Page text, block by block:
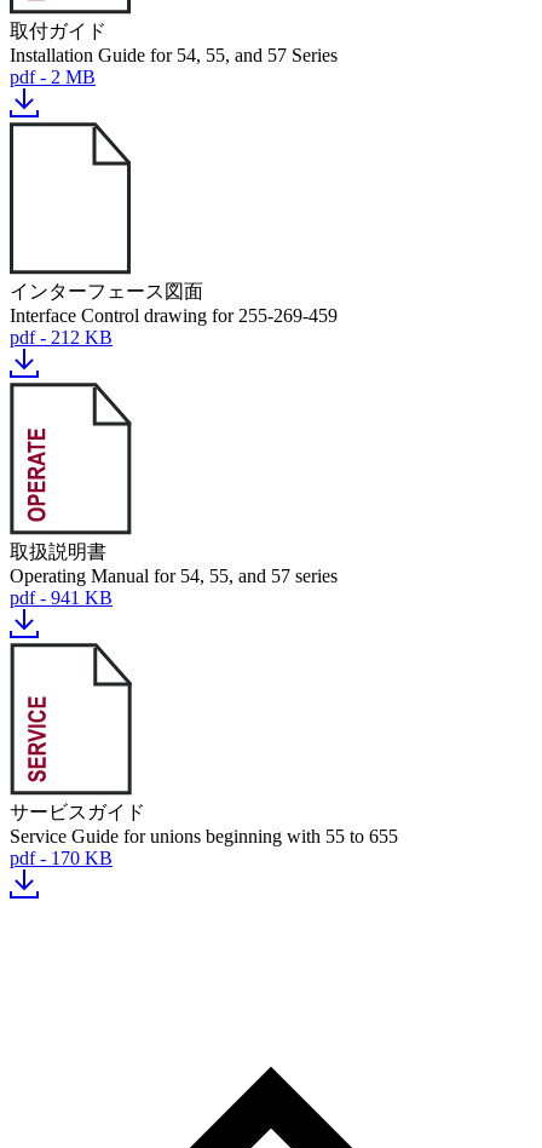
取付ガイド
Installation Guide for 54, 55, and 57 Series
pdf - 2 MB
インターフェース図面
Interface Control drawing for 255-269-459
pdf - 212 KB
取扱説明書
Operating Manual for 54, 55, and 57 series
pdf - 941 KB
サービスガイド
Service Guide for unions beginning with 55 to 655
pdf - 170 KB